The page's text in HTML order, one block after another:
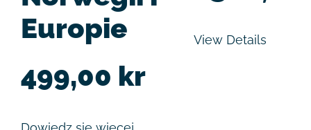
Europie
499,00 kr
View Details